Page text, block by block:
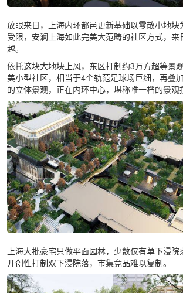
放眼来日，上海内环都邑更新基础以零散小地
受限，安澜上海如此完美大范畴的社区方式，来
越。
依托这块大地块上风，东区打制约3万方超等景
美小型社区，相当于4个轨范足球场巨细，再叠
的立体景观，正在内环中心，堪称唯一档的景观
上海大批豪宅只做平面园林，少数仅有单下浸院
开创性打制双下浸院落，市集竞品难以复制。